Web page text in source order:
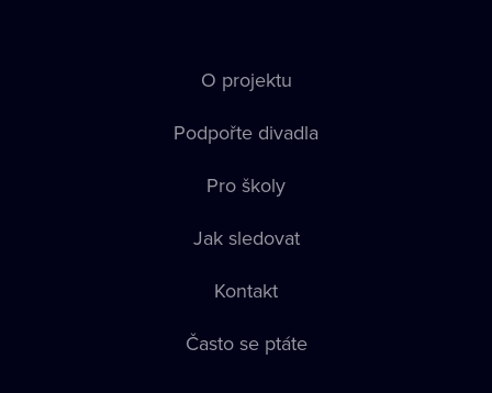
O projektu
Podpořte divadla
Pro školy
Jak sledovat
Kontakt
Často se ptáte